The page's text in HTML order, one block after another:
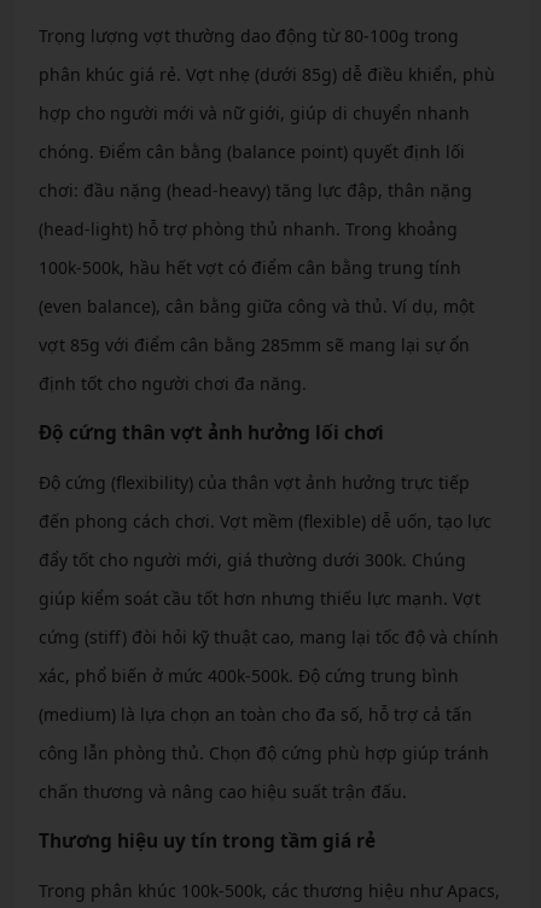
Trọng lượng vợt thường dao động từ 80-100g trong
phân khúc giá rẻ. Vợt nhẹ (dưới 85g) dễ điều khiển, phù
hợp cho người mới và nữ giới, giúp di chuyển nhanh
chóng. Điểm cân bằng (balance point) quyết định lối
chơi: đầu nặng (head-heavy) tăng lực đập, thân nặng
(head-light) hỗ trợ phòng thủ nhanh. Trong khoảng
100k-500k, hầu hết vợt có điểm cân bằng trung tính
(even balance), cân bằng giữa công và thủ. Ví dụ, một
vợt 85g với điểm cân bằng 285mm sẽ mang lại sự ổn
định tốt cho người chơi đa năng.
Độ cứng thân vợt ảnh hưởng lối chơi
Độ cứng (flexibility) của thân vợt ảnh hưởng trực tiếp
đến phong cách chơi. Vợt mềm (flexible) dễ uốn, tạo lực
đẩy tốt cho người mới, giá thường dưới 300k. Chúng
giúp kiểm soát cầu tốt hơn nhưng thiếu lực mạnh. Vợt
cứng (stiff) đòi hỏi kỹ thuật cao, mang lại tốc độ và chính
xác, phổ biến ở mức 400k-500k. Độ cứng trung bình
(medium) là lựa chọn an toàn cho đa số, hỗ trợ cả tấn
công lẫn phòng thủ. Chọn độ cứng phù hợp giúp tránh
chấn thương và nâng cao hiệu suất trận đấu.
Thương hiệu uy tín trong tầm giá rẻ
Trong phân khúc 100k-500k, các thương hiệu như Apacs,